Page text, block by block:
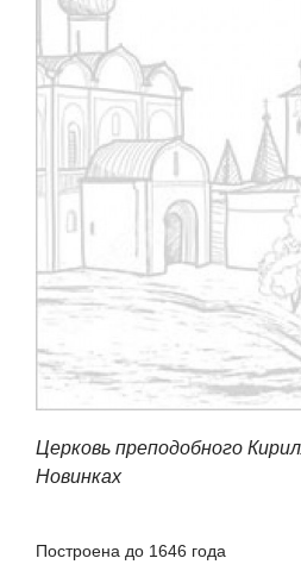
Церковь преподобного
Новинках
Построена до 1646 года